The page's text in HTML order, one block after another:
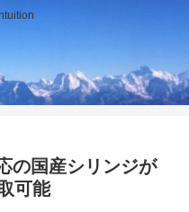
の国産シリンジが
可能